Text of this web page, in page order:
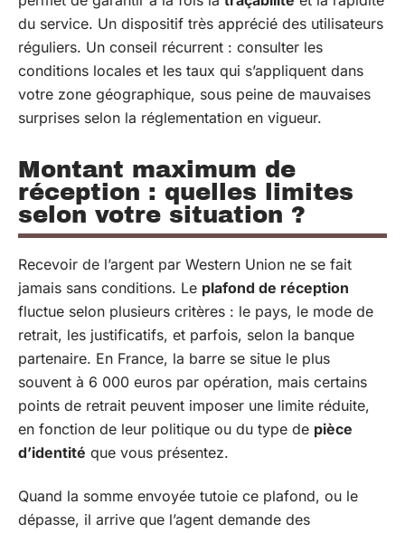
du service. Un dispositif très apprécié des utilisateurs
réguliers. Un conseil récurrent : consulter les
conditions locales et les taux qui s’appliquent dans
votre zone géographique, sous peine de mauvaises
surprises selon la réglementation en vigueur.
Montant maximum de
réception : quelles limites
selon votre situation ?
Recevoir de l’argent par Western Union ne se fait
jamais sans conditions. Le plafond de réception
fluctue selon plusieurs critères : le pays, le mode de
retrait, les justificatifs, et parfois, selon la banque
partenaire. En France, la barre se situe le plus
souvent à 6 000 euros par opération, mais certains
points de retrait peuvent imposer une limite réduite,
en fonction de leur politique ou du type de pièce
d’identité que vous présentez.
Quand la somme envoyée tutoie ce plafond, ou le
dépasse, il arrive que l’agent demande des